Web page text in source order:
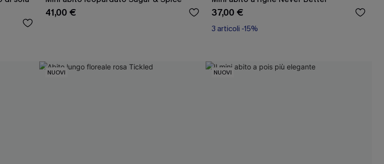
41,00 € 37,00 €
3 articoli -15%
NUOVI NUOVI